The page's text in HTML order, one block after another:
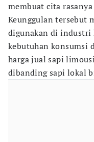
membuat cita
Keunggulan tersebut
digunakan di industri
kebutuhan konsumsi
harga jual sapi
dibanding sapi lokal